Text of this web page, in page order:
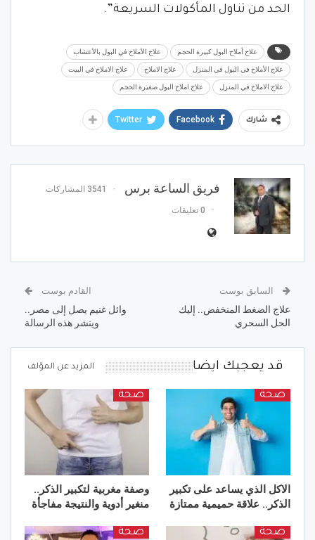
الحد من تناول المأكولات السريعة”.
علاج أملاح البول كبيرة الحجم علاج الأملاح في البول بالأعشاب
علاج الأملاح في البول في المنزل علاج الاملاح علاج الاملاح في البيت
علاج الاملاح في المنزل علاج املاح البول صغيرة الحجم
شارك Facebook
Twitter
فريق الساعة برس 3541 المشاركات
0 تعليقات
السابق بوست
علاج الضغط المنخفض.. إليك
الحل السحري
القادم بوست
وائل غنيم يصل إلى مصر..
وينشر هذه الرسالة
قد يعجبك ايضا المزيد عن المؤلف
صحة
الاكل الذي يساعد على تكبير
الذكر.. علاقة حميمية ممتازة
صحة
وصفة مغربية لتكبير الذكر..
منغير أدوية والنتيجة مفاجأة
صحة صحة